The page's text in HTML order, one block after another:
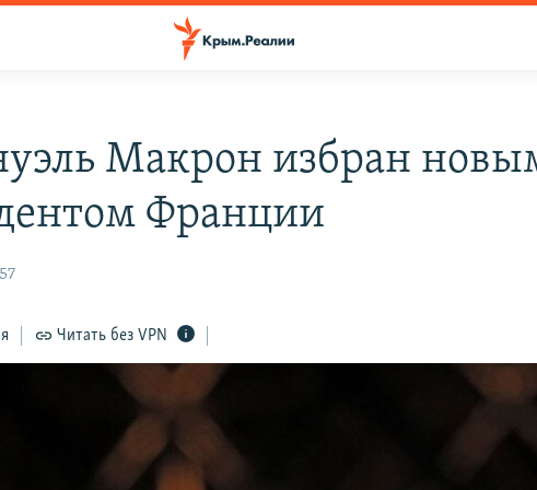
Макрон избран
Франции
Читать без VPN